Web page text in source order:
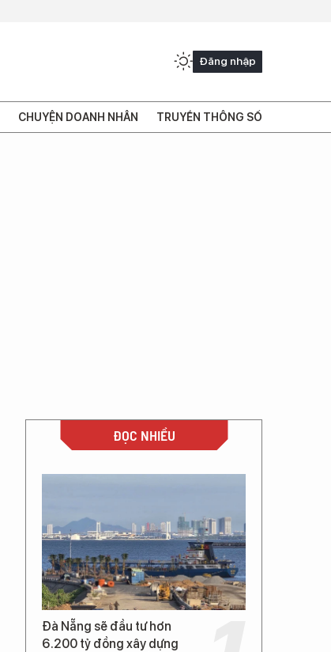
Đăng nhập
CHUYỆN DOANH NHÂN TRUYỀN THÔNG SỐ
ĐỌC NHIỀU
Đà Nẵng sẽ đầu tư hơn
6.200 tỷ đồng xây dựng